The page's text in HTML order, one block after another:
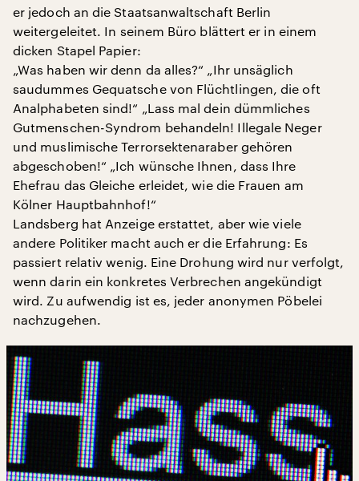
er jedoch an die Staatsanwaltschaft Berlin
weitergeleitet. In seinem Büro blättert er in einem
dicken Stapel Papier:
„Was haben wir denn da alles?“ „Ihr unsäglich
saudummes Gequatsche von Flüchtlingen, die oft
Analphabeten sind!“ „Lass mal dein dümmliches
Gutmenschen-Syndrom behandeln! Illegale Neger
und muslimische Terrorsektenaraber gehören
abgeschoben!“ „Ich wünsche Ihnen, dass Ihre
Ehefrau das Gleiche erleidet, wie die Frauen am
Kölner Hauptbahnhof!“
Landsberg hat Anzeige erstattet, aber wie viele
andere Politiker macht auch er die Erfahrung: Es
passiert relativ wenig. Eine Drohung wird nur verfolgt,
wenn darin ein konkretes Verbrechen angekündigt
wird. Zu aufwendig ist es, jeder anonymen Pöbelei
nachzugehen.